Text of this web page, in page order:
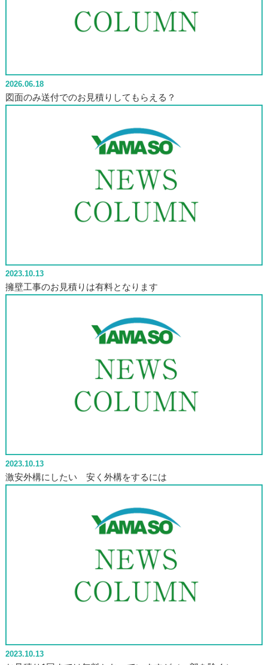
2026.06.18
図面のみ送付でのお見積りしてもらえる？
2023.10.13
擁壁工事のお見積りは有料となります
2023.10.13
激安外構にしたい 安く外構をするには
2023.10.13